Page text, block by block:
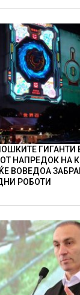
НАПРЕДОК НА
ВОВЕДОА
РОБОТИ